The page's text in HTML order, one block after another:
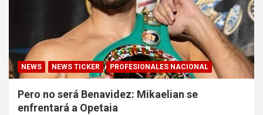
NEWS NEWS TICKER PROFESIONALES NACIONAL
Pero no será Benavidez: Mikaelian se
enfrentará a Opetaia